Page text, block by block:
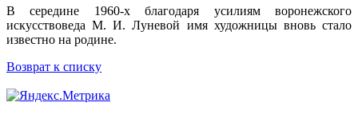
В середине 1960-х благодаря усилиям воронежского
искусствоведа М. И. Луневой имя художницы вновь стало
известно на родине.
Возврат к списку